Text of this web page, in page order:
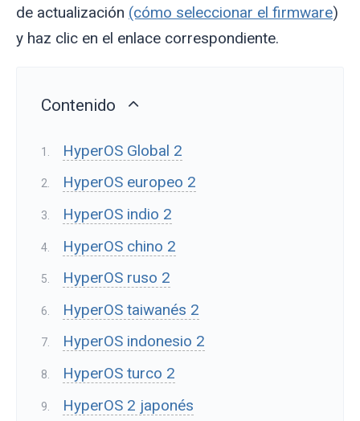
de actualización (cómo seleccionar el firmware)
y haz clic en el enlace correspondiente.
Contenido
HyperOS Global 2
HyperOS europeo 2
HyperOS indio 2
HyperOS chino 2
HyperOS ruso 2
HyperOS taiwanés 2
HyperOS indonesio 2
HyperOS turco 2
HyperOS 2 japonés